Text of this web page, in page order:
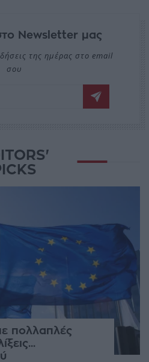
Newsletter μας
της ημέρας στο email
σου
πολλαπλές